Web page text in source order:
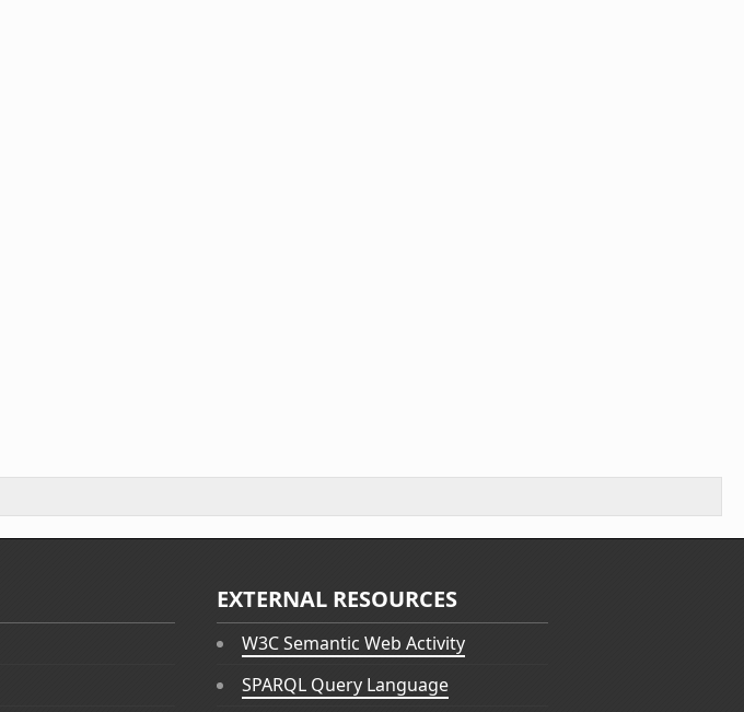
EXTERNAL RESOURCES
W3C Semantic Web Activity
SPARQL Query Language